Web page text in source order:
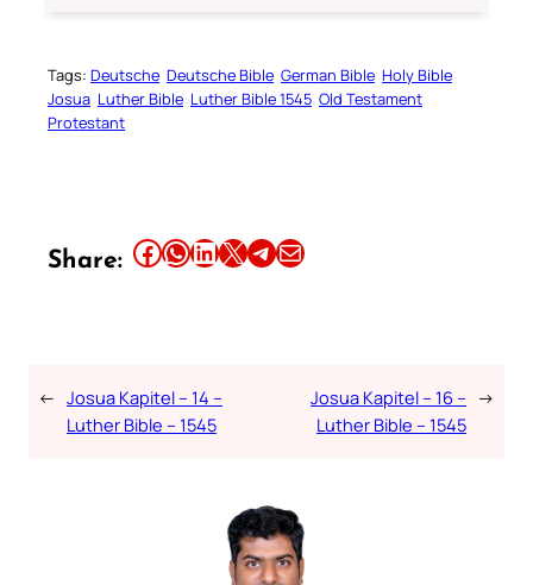
Tags: Deutsche Deutsche Bible German Bible Holy Bible
Josua Luther Bible Luther Bible 1545 Old Testament
Protestant
Share: Share this article on Facebook Share this article on WhatsApp Share this article on LinkedIn Share this article on X Share this article on TelegramEmail this Article
← Josua Kapitel – 14 –
Luther Bible – 1545
Josua Kapitel – 16 –
Luther Bible – 1545
→